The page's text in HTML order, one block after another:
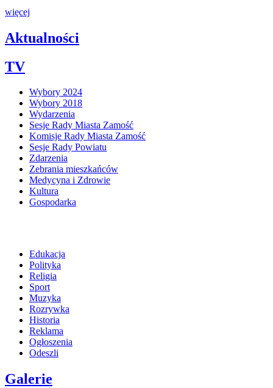
więcej
Aktualności
TV
Wybory 2024
Wybory 2018
Wydarzenia
Sesje Rady Miasta Zamość
Komisje Rady Miasta Zamość
Sesje Rady Powiatu
Zdarzenia
Zebrania mieszkańców
Medycyna i Zdrowie
Kultura
Gospodarka
Edukacja
Polityka
Religia
Sport
Muzyka
Rozrywka
Historia
Reklama
Ogłoszenia
Odeszli
Galerie